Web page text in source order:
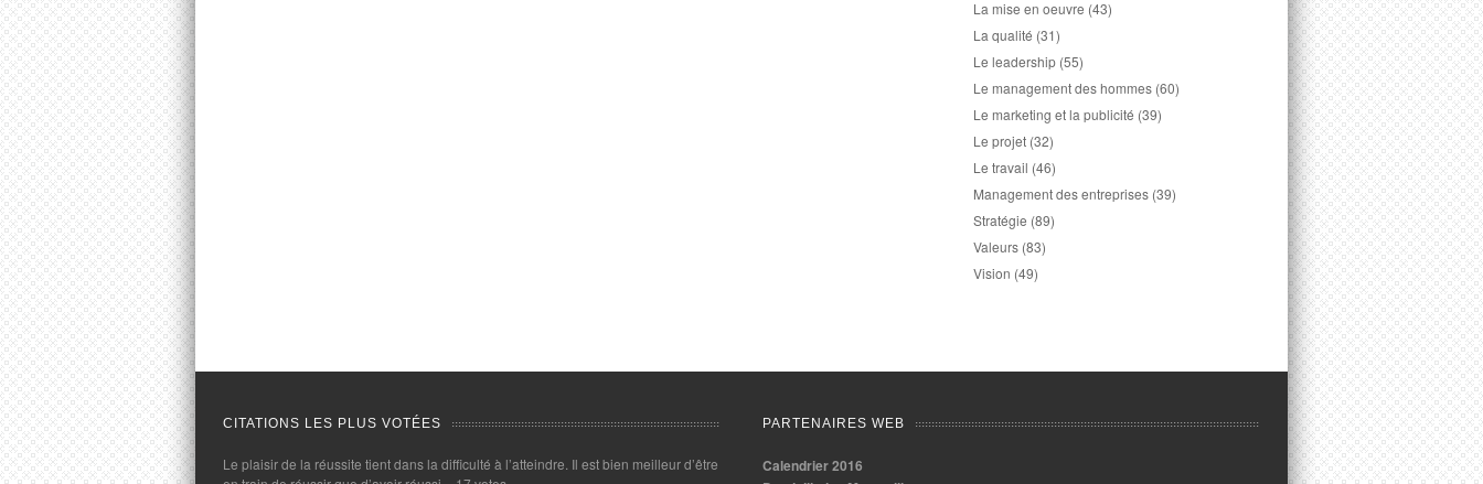
La mise en oeuvre (43)
La qualité (31)
Le leadership (55)
Le management des hommes (60)
Le marketing et la publicité (39)
Le projet (32)
Le travail (46)
Management des entreprises (39)
Stratégie (89)
Valeurs (83)
Vision (49)
CITATIONS LES PLUS VOTÉES
Le plaisir de la réussite tient dans la difficulté à l’atteindre. Il est bien meilleur d’être
PARTENAIRES WEB
Calendrier 2016